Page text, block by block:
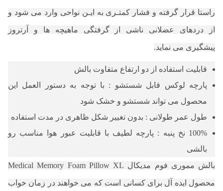
راستا قرار گرفته و فشار کمتـری به ایـن نواحی وارد می شود و
از دردهای عضلانی ناشی از گرفتگی ماهیچه ها و آرتروز
پیشگیری می نماید.
قابلیت استفاده از دو ارتفاع متفاوت بالش
پارچه لوکس قابل شستشو : با توجه به دستور العمل این
محصول می تواند شستشو و خشک شود
طول عمر طولانی : بدون تغییر شکل ظاهری در مدت استفاده
100% نخ پنبه : پارچه لطیف با قابلیت عبور هوا
مناسب رو
بالشی
بالش مموری فوم مدیکال Medical Memory Foam Pillow XL
محصول ایده آل برای کسانی است که می خواهند در زمان خواب